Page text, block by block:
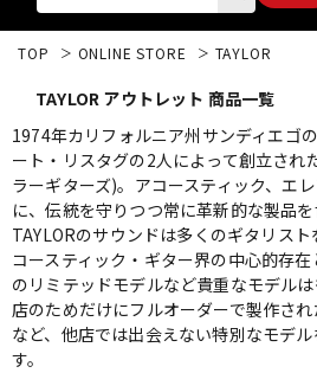
エレキギター
ベース
TOP ONLINE STORE TAYLOR
TAYLOR アウトレット 商品一覧
1974年カリフォルニア州サンディエゴ
ート・リスタグの2人によって創立され
ラーギターズ)。アコースティック、エ
に、伝統を守りつつ常に革新的な製品を
TAYLORのサウンドは多くのギタリス
コースティック・ギター界の中心的存
のリミテッドモデルなど貴重なモデル
店のためだけにフルオーダーで製作さ
など、他店では出会えない特別なモデ
す。